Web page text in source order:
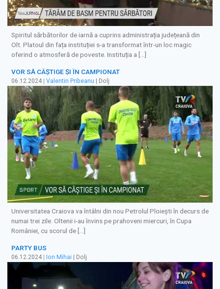
Spiritul sărbătorilor de iarnă a cuprins administrația județeană din
Olt. Platoul din fața instituției s-a transformat într-un loc magic
oferind o atmosferă de poveste. Instituția a […]
VOR SĂ CÂȘTIGE ȘI ÎN CAMPIONAT
06.12.2024 | Valentin Pribeanu | Dolj
Universitatea Craiova va întâlni din nou Petrolul Ploiești în decurs de
numai trei zile. Oltenii i-au învins pe prahoveni miercuri, în Cupa
României, cu scorul de […]
PARTY BUS
06.12.2024 | Ion Mihai | Dolj